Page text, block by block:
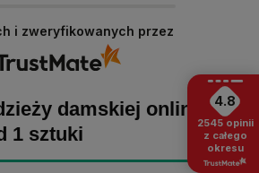
tym bardziej cieszymy się, że
pomyślnie. Obiecujemy
passę - zapraszamy ponownie! :)
i zweryfikowanych przez
damskiej online -
1 sztuki
4.8
2545 opinii
z całego
okresu